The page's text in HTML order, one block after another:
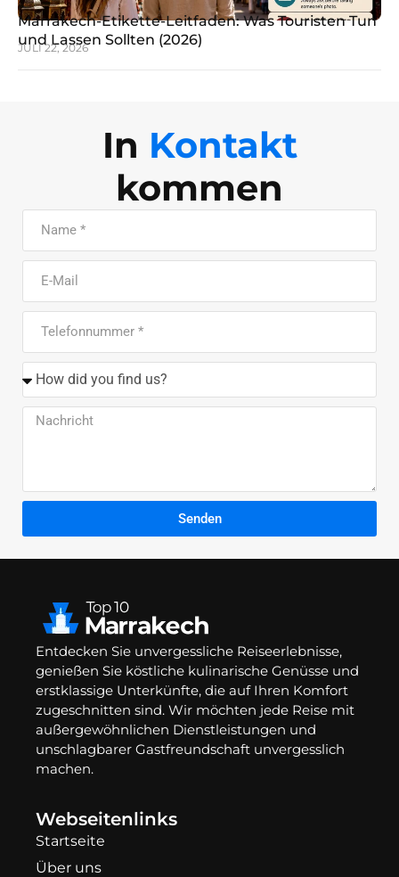
Marrakech-Etikette-Leitfaden: Was Touristen Tun
und Lassen Sollten (2026)
JULI 22, 2026
In Kontakt
kommen
Senden
Entdecken Sie unvergessliche Reiseerlebnisse,
genießen Sie köstliche kulinarische Genüsse und
erstklassige Unterkünfte, die auf Ihren Komfort
zugeschnitten sind. Wir möchten jede Reise mit
außergewöhnlichen Dienstleistungen und
unschlagbarer Gastfreundschaft unvergesslich
machen.
Webseitenlinks
Startseite
Über uns